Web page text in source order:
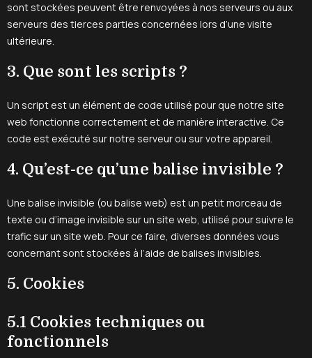
sont stockées peuvent être renvoyées à nos serveurs ou aux
serveurs des tierces parties concernées lors d’une visite
ultérieure.
3. Que sont les scripts ?
Un script est un élément de code utilisé pour que notre site
web fonctionne correctement et de manière interactive. Ce
code est exécuté sur notre serveur ou sur votre appareil.
4. Qu’est-ce qu’une balise invisible ?
Une balise invisible (ou balise web) est un petit morceau de
texte ou d’image invisible sur un site web, utilisé pour suivre le
trafic sur un site web. Pour ce faire, diverses données vous
concernant sont stockées à l’aide de balises invisibles.
5. Cookies
5.1 Cookies techniques ou
fonctionnels